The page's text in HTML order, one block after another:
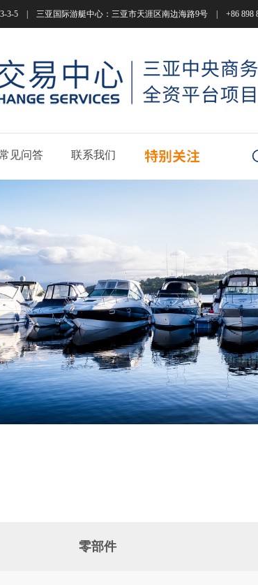
3-5 | 三亚国际游艇中心：三亚市天涯区南边海路9号 | +86 898
见问答 联系我们
零部件